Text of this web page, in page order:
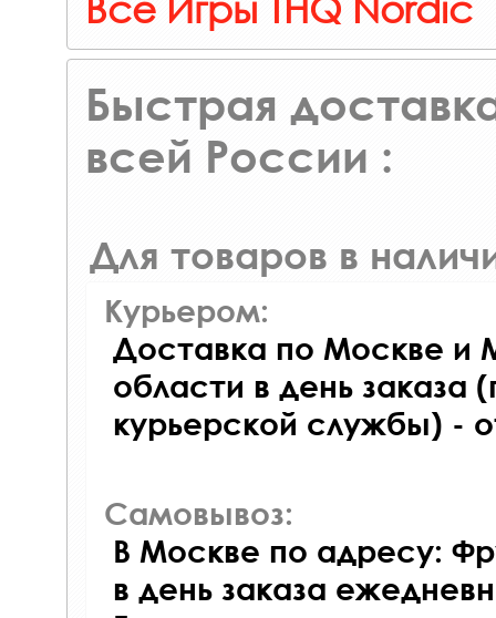
Быстрая
всей России :
Для товаров в
Курьером:
Доставка по Москве и
области в день заказа
курьерской службы) -
Самовывоз:
В Москве по адресу:
в день заказа